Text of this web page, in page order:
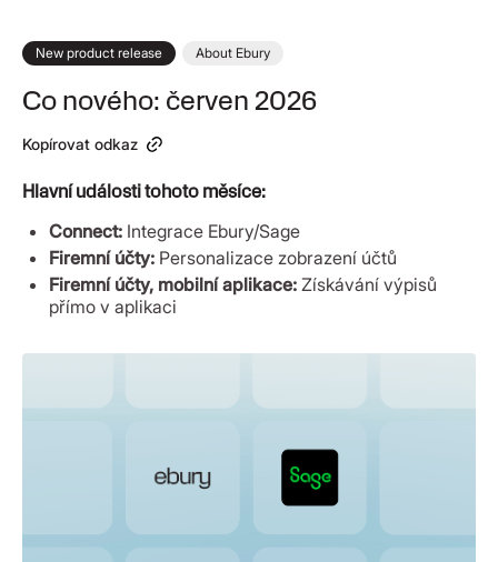
New product release About Ebury
Co nového: červen 2026
Kopírovat odkaz
Hlavní události tohoto měsíce:
Connect: Integrace Ebury/Sage
Firemní účty: Personalizace zobrazení účtů
Firemní účty, mobilní aplikace: Získávání výpisů
přímo v aplikaci